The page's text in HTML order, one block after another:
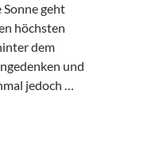
geht
höchsten
dem
und
jedoch …